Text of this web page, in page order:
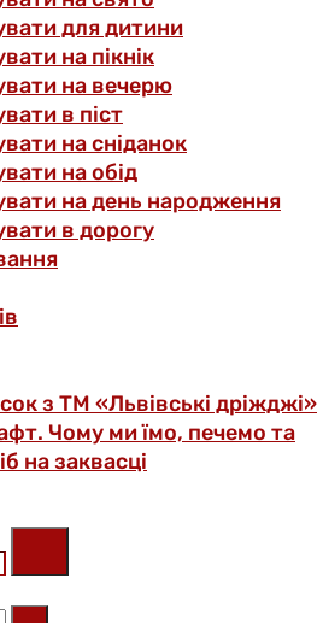
для дитини
на пікнік
на вечерю
в піст
на сніданок
на обід
на день народження
в дорогу
з ТМ «Львівські дріжджі»
Чому ми їмо, печемо та
на заквасці